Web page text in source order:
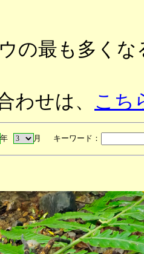
の最も多く
わせは、 こち
年 月 キーワード：